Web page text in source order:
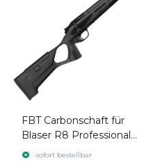
FBT Carbonschaft für
Blaser R8 Professional
Success
sofort bestellbar